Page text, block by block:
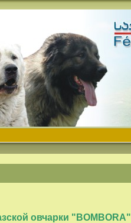
овчарки "BOMBORA"